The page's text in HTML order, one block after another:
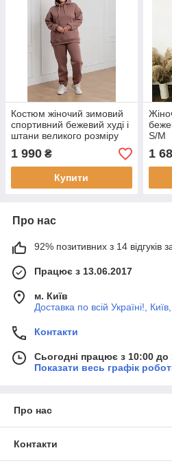
Костюм жіночий зимовий
спортивний бежевий худі і
штани великого розміру
48
1 990 ₴
Купити
S/M
1
Про нас
92% позитивних з 14 відгуків
Працює з 13.06.2017
м. Київ
Доставка по всій Україні!,
Контакти
Сьогодні працює з 10:00 до
Показати весь графік
Про нас
Контакти